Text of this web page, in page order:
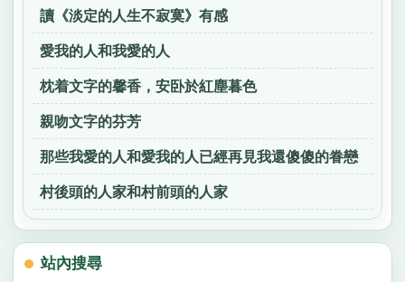
讀《淡定的人生不寂寞》有感
愛我的人和我愛的人
枕着文字的馨香，安卧於紅塵暮色
親吻文字的芬芳
那些我愛的人和愛我的人已經再見我還傻傻的眷戀
村後頭的人家和村前頭的人家
站內搜尋